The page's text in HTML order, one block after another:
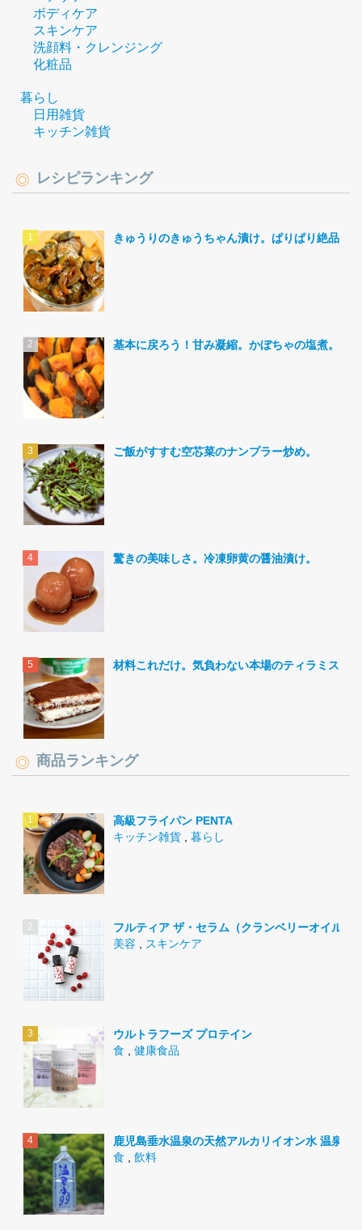
ボディケア
スキンケア
洗顔料・クレンジング
化粧品
暮らし
日用雑貨
キッチン雑貨
レシピランキング
きゅうりのきゅうちゃん漬け。ぱりぱり絶品。
基本に戻ろう！甘み凝縮。かぼちゃの塩煮。
ご飯がすすむ空芯菜のナンプラー炒め。
驚きの美味しさ。冷凍卵黄の醤油漬け。
材料これだけ。気負わない本場のティラミス。
商品ランキング
高級フライパン PENTA
キッチン雑貨
暮らし
フルティア ザ・セラム（クランベリーオイル）
美容
スキンケア
ウルトラフーズ プロテイン
食
健康食品
鹿児島垂水温泉の天然アルカリイオン水 温泉水
食
飲料